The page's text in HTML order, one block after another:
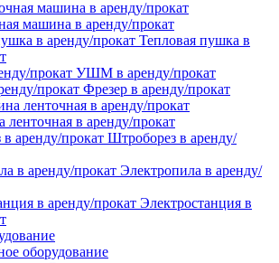
машина в аренду/прокат
Тепловая пушка в
УШМ в аренду/прокат
Фрезер в аренду/прокат
в аренду/прокат
Штроборез в аренду/
Электропила в аренду/
Электростанция в
оборудование